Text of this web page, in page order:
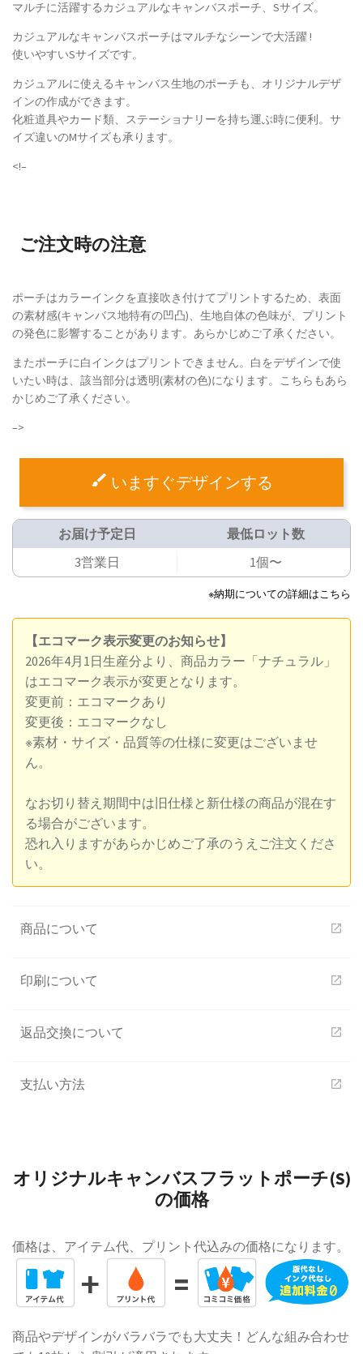
マルチに活躍するカジュアルなキャンバスポーチ、Sサイズ。
カジュアルなキャンバスポーチはマルチなシーンで大活躍 !
使いやすいSサイズです。
カジュアルに使えるキャンバス生地のポーチも、オリジナルデザ
インの作成ができます。
化粧道具やカード類、ステーショナリーを持ち運ぶ時に便利。サ
イズ違いのMサイズも承ります。
<!–
ご注文時の注意
ポーチはカラーインクを直接吹き付けてプリントするため、表面
の素材感(キャンバス地特有の凹凸)、生地自体の色味が、プリント
の発色に影響することがあります。あらかじめご了承ください。
またポーチに白インクはプリントできません。白をデザインで使
いたい時は、該当部分は透明(素材の色)になります。こちらもあら
かじめご了承ください。
–>
いますぐデザインする
お届け予定日
3営業日
最低ロット数
1個〜
※納期についての詳細はこちら
【エコマーク表示変更のお知らせ】
2026年4月1日生産分より、商品カラー「ナチュラル」
はエコマーク表示が変更となります。
変更前：エコマークあり
変更後：エコマークなし
※素材・サイズ・品質等の仕様に変更はございませ
ん。
なお切り替え期間中は旧仕様と新仕様の商品が混在す
る場合がございます。
恐れ入りますがあらかじめご了承のうえご注文くださ
い。
商品について open_in_new
印刷について open_in_new
返品交換について open_in_new
支払い方法 open_in_new
オリジナルキャンバスフラットポーチ(S)
の価格
価格は、アイテム代、プリント代込みの価格になります。
商品やデザインがバラバラでも大丈夫！どんな組み合わせ